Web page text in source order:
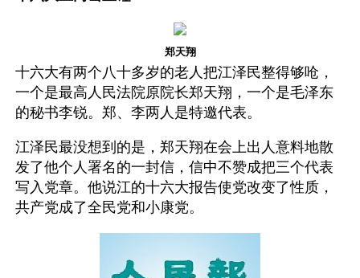
郑天翔
十六大有两个八十多岁的老人把江泽民整得够呛，
一个是最高人民法院原院长郑天翔，一个是毛泽东
的秘书李锐。郑、李两人是特邀代表。
江泽民最没想到的是，郑天翔在会上出人意料地散
发了他个人署名的一封信，信中不赞成把三个代表
写入党章。他说江的十六大报告使党改变了性质，
共产党成了全民党和小康党。